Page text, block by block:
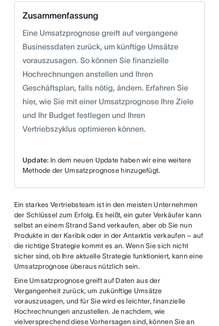
Zusammenfassung
Eine Umsatzprognose greift auf vergangene
Businessdaten zurück, um künftige Umsätze
vorauszusagen. So können Sie finanzielle
Hochrechnungen anstellen und Ihren
Geschäftsplan, falls nötig, ändern. Erfahren Sie
hier, wie Sie mit einer Umsatzprognose Ihre Ziele
und Ihr Budget festlegen und Ihren
Vertriebszyklus optimieren können.
Update: In dem neuen Update haben wir eine weitere
Methode der Umsatzprognose hinzugefügt.
Ein starkes Vertriebsteam ist in den meisten Unternehmen
der Schlüssel zum Erfolg. Es heißt, ein guter Verkäufer kann
selbst an einem Strand Sand verkaufen, aber ob Sie nun
Produkte in der Karibik oder in der Antarktis verkaufen – auf
die richtige Strategie kommt es an. Wenn Sie sich nicht
sicher sind, ob Ihre aktuelle Strategie funktioniert, kann eine
Umsatzprognose überaus nützlich sein.
Eine Umsatzprognose greift auf Daten aus der
Vergangenheit zurück, um zukünftige Umsätze
vorauszusagen, und für Sie wird es leichter, finanzielle
Hochrechnungen anzustellen. Je nachdem, wie
vielversprechend diese Vorhersagen sind, können Sie an